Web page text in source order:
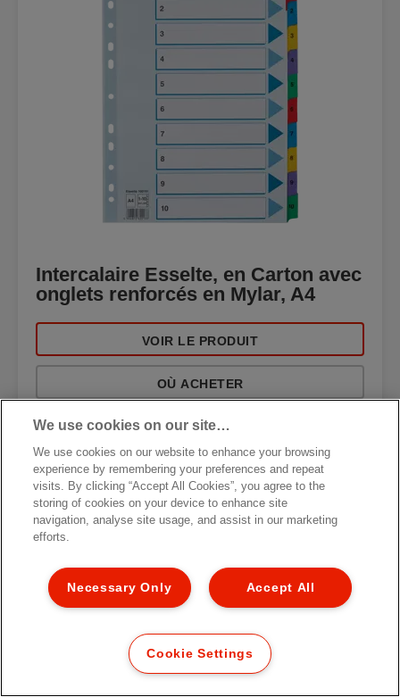
Intercalaire Esselte, en Carton avec
onglets renforcés en Mylar, A4
VOIR LE PRODUIT
OÙ ACHETER
We use cookies on our site…
We use cookies on our website to enhance your browsing
experience by remembering your preferences and repeat
visits. By clicking “Accept All Cookies”, you agree to the
storing of cookies on your device to enhance site
navigation, analyse site usage, and assist in our marketing
efforts.
Accept All
Necessary Only
Cookie Settings